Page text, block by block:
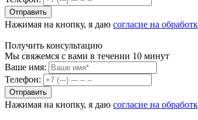
Нажимая на кнопку, я даю согласие на
Получить консультацию
Мы свяжемся с вами в течении 10 минут
Ваше имя:
Телефон:
Нажимая на кнопку, я даю согласие на